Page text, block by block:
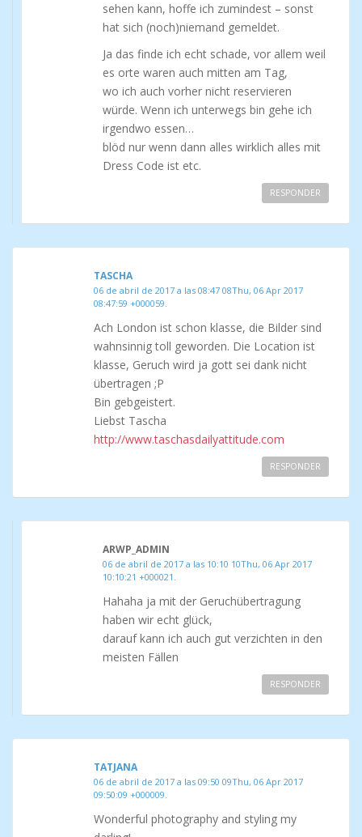
sehen kann, hoffe ich zumindest – sonst
hat sich (noch)niemand gemeldet.
Ja das finde ich echt schade, vor allem weil
es orte waren auch mitten am Tag,
wo ich auch vorher nicht reservieren
würde. Wenn ich unterwegs bin gehe ich
irgendwo essen…
blöd nur wenn dann alles wirklich alles mit
Dress Code ist etc.
RESPONDER
TASCHA
06 de abril de 2017 a las 08:47 08Thu, 06 Apr 2017
08:47:59 +000059.
Ach London ist schon klasse, die Bilder sind
wahnsinnig toll geworden. Die Location ist
klasse, Geruch wird ja gott sei dank nicht
übertragen ;P
Bin gebgeistert.
Liebst Tascha
http://www.taschasdailyattitude.com
RESPONDER
ARWP_ADMIN
06 de abril de 2017 a las 10:10 10Thu, 06 Apr 2017
10:10:21 +000021.
Hahaha ja mit der Geruchübertragung
haben wir echt glück,
darauf kann ich auch gut verzichten in den
meisten Fällen
RESPONDER
TATJANA
06 de abril de 2017 a las 09:50 09Thu, 06 Apr 2017
09:50:09 +000009.
Wonderful photography and styling my